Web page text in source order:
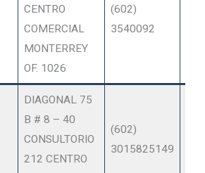
CENTRO
COMERCIAL
MONTERREY
OF. 1026
(602)
3540092
DIAGONAL 75
B # 8 – 40
CONSULTORIO
212 CENTRO
(602)
3015825149